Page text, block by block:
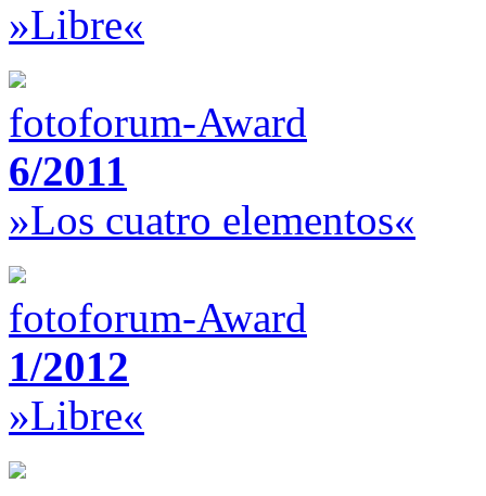
»Libre«
fotoforum-Award
6/2011
»Los cuatro elementos«
fotoforum-Award
1/2012
»Libre«